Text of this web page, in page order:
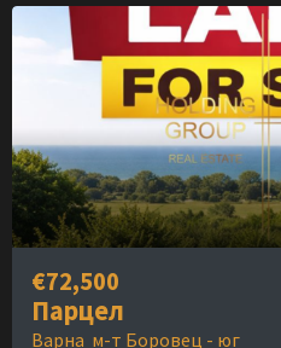
€72,500
Парцел
Варна м-т Боровец - юг